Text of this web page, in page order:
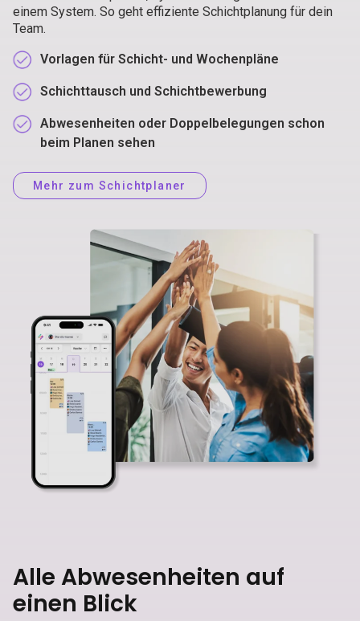
einem System. So geht effiziente Schichtplanung für dein
Team.
Vorlagen für Schicht- und Wochenpläne
Schichttausch und Schichtbewerbung
Abwesenheiten oder Doppelbelegungen schon
beim Planen sehen
Mehr zum Schichtplaner
Alle Abwesenheiten auf
einen Blick